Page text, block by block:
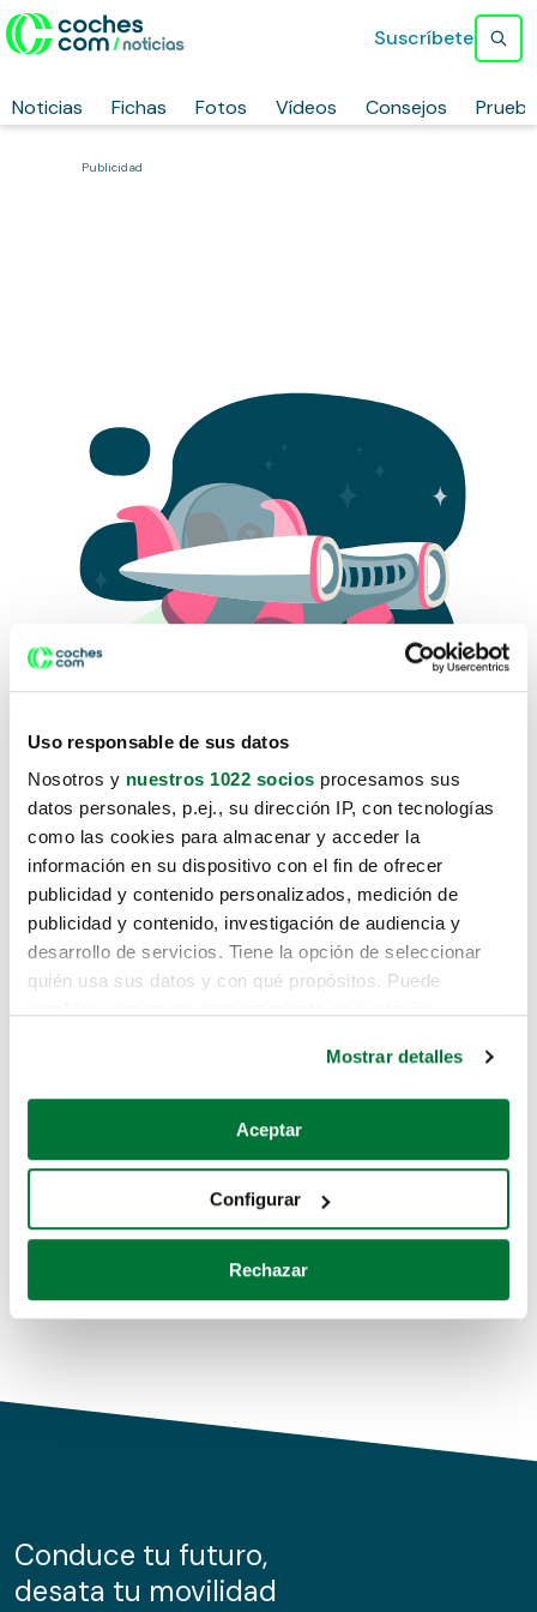
Uso responsable de sus datos
Nosotros y nuestros 1022 socios procesamos sus
datos personales, p.ej., su dirección IP, con tecnologías
como las cookies para almacenar y acceder la
información en su dispositivo con el fin de ofrecer
publicidad y contenido personalizados, medición de
publicidad y contenido, investigación de audiencia y
desarrollo de servicios. Tiene la opción de seleccionar
quién usa sus datos y con qué propósitos. Puede
Si lo permite, también quisiéramos:
Recopilar información sobre su ubicación geográfica
Identificar su dispositivo analizándolo activamente
para buscar características específicas (huellas
Obtenga más información sobre cómo se procesan sus
de cookies.
información sobre el uso que haga del sitio web con
nuestros partners de redes sociales, publicidad y análisis
Mostrar detalles
Aceptar
Configurar
Rechazar
Noticias Fichas Fotos Vídeos Consejos
Suscríbete
Publicidad
Lo sentimos, no sabemos como
te hemos traido hasta aquí.
Pero puedes encontrar el coche que estás
buscando en alguno de estos enlaces:
Coches de segunda mano
Coches de km0
Conduce tu futuro,
desata tu movilidad